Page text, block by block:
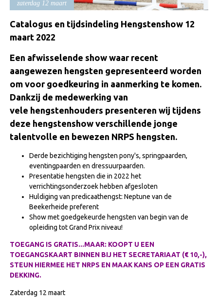
Import registratie
Veulenregistratie
I&R Registratie
Informatie overschrijven paspoort
Formulier overschrijven op naam
Animal Health Regulation
Gids voor Goede Praktijken
Marktplaats
Tarievenlijst
Veel gestelde vragen
Webshop
Evenementen
NRPS Select Sale
NRPS Keuringen
Hengstenkeuring
Regionale Keuringen
Late Veulenkeuring
zaterdag 12 maart
Catalogus en tijdsindeling Hengstenshow 12
maart 2022
Een afwisselende show waar recent
aangewezen hengsten gepresenteerd worden
om voor goedkeuring in aanmerking te komen.
Dankzij de medewerking van
vele hengstenhouders presenteren wij tijdens
deze hengstenshow verschillende jonge
talentvolle en bewezen NRPS hengsten.
Derde bezichtiging hengsten pony's, springpaarden,
eventingpaarden en dressuurpaarden.
Presentatie hengsten die in 2022 het
verrichtingsonderzoek hebben afgesloten
Huldiging van predicaathengst: Neptune van de
Beekerheide preferent
Show met goedgekeurde hengsten van begin van de
opleiding tot Grand Prix niveau!
TOEGANG IS GRATIS...MAAR: KOOPT U EEN
TOEGANGSKAART BINNEN BIJ HET SECRETARIAAT (€ 10,-),
STEUN HIERMEE HET NRPS EN MAAK KANS OP EEN GRATIS
DEKKING.
Zaterdag 12 maart